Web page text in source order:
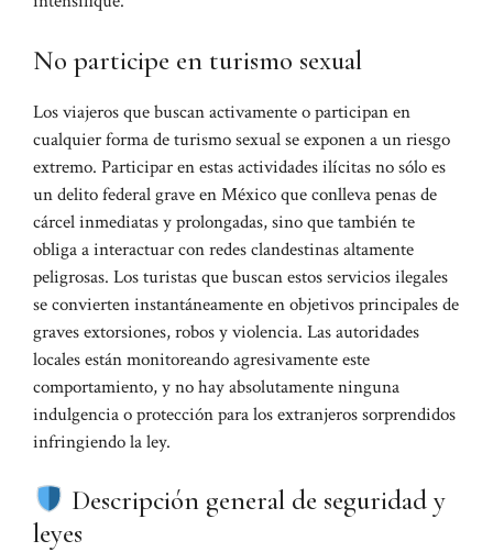
No participe en turismo sexual
Los viajeros que buscan activamente o participan en
cualquier forma de turismo sexual se exponen a un riesgo
extremo. Participar en estas actividades ilícitas no sólo es
un delito federal grave en México que conlleva penas de
cárcel inmediatas y prolongadas, sino que también te
obliga a interactuar con redes clandestinas altamente
peligrosas. Los turistas que buscan estos servicios ilegales
se convierten instantáneamente en objetivos principales de
graves extorsiones, robos y violencia. Las autoridades
locales están monitoreando agresivamente este
comportamiento, y no hay absolutamente ninguna
indulgencia o protección para los extranjeros sorprendidos
infringiendo la ley.
Descripción general de seguridad y
leyes